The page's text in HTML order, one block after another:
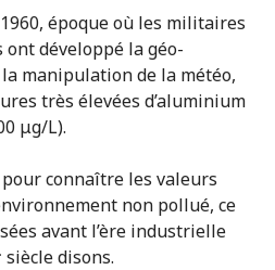
époque où les militaires
développé la géo-
manipulation de la météo,
très élevées d’aluminium
μg/L).
connaître les valeurs
non pollué, ce
avant l’ère industrielle
siècle disons.